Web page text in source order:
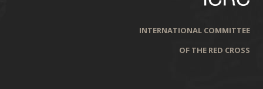
INTERNATIONAL COMMITTEE
OF THE RED CROSS